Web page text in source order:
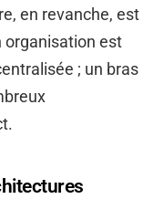
en revanche, est
organisation est
; un bras